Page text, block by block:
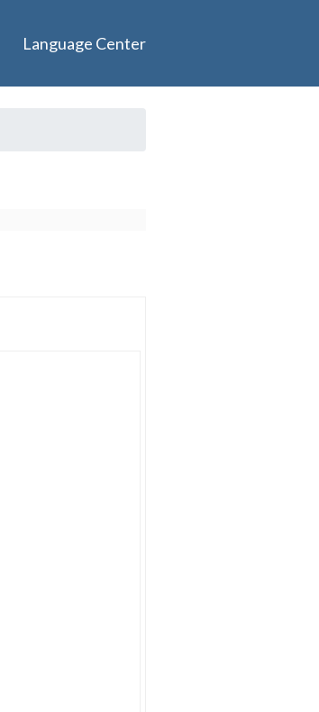
Language Center